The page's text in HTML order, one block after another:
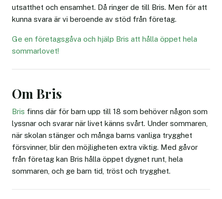
utsatthet och ensamhet. Då ringer de till Bris. Men för att
kunna svara är vi beroende av stöd från företag.
Ge en företagsgåva och hjälp Bris att hålla öppet hela
sommarlovet!
Om Bris
Bris finns där för barn upp till 18 som behöver någon som
lyssnar och svarar när livet känns svårt. Under sommaren,
när skolan stänger och många barns vanliga trygghet
försvinner, blir den möjligheten extra viktig. Med gåvor
från företag kan Bris hålla öppet dygnet runt, hela
sommaren, och ge barn tid, tröst och trygghet.